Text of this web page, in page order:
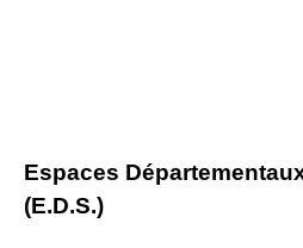
Espaces
(E.D.S.)